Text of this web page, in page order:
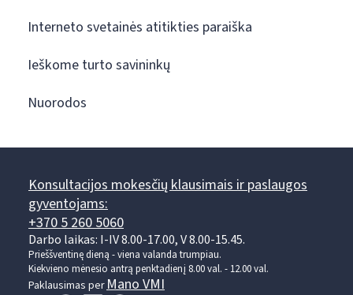
Interneto svetainės atitikties paraiška
Ieškome turto savininkų
Nuorodos
Konsultacijos mokesčių klausimais ir paslaugos
gyventojams:
+370 5 260 5060
Darbo laikas: I-IV 8.00-17.00, V 8.00-15.45.
Prieššventinę dieną - viena valanda trumpiau.
Kiekvieno mėnesio antrą penktadienį 8.00 val. - 12.00 val.
Paklausimas perMano VMI